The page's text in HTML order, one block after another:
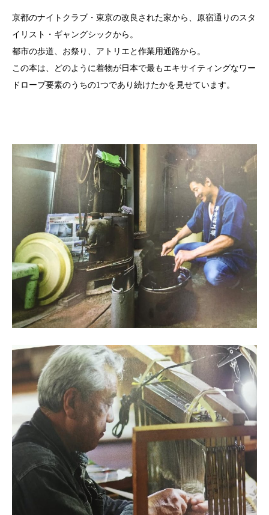
京都のナイトクラブ・東京の改良された家から、原宿通りのスタ
イリスト・ギャングシックから。
都市の歩道、お祭り、アトリエと作業用通路から。
この本は、どのように着物が日本で最もエキサイティングなワー
ドローブ要素のうちの1つであり続けたかを見せています。